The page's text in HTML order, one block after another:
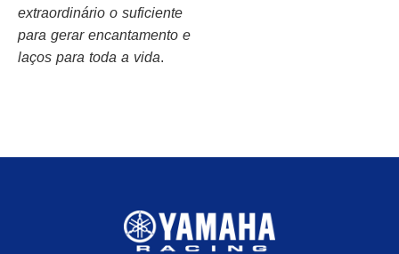
extraordinário o suficiente
para gerar encantamento e
laços para toda a vida.